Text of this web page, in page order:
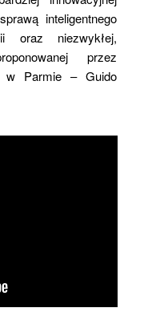
inteligentnego
oraz niezwykłej,
przez
w Parmie – Guido